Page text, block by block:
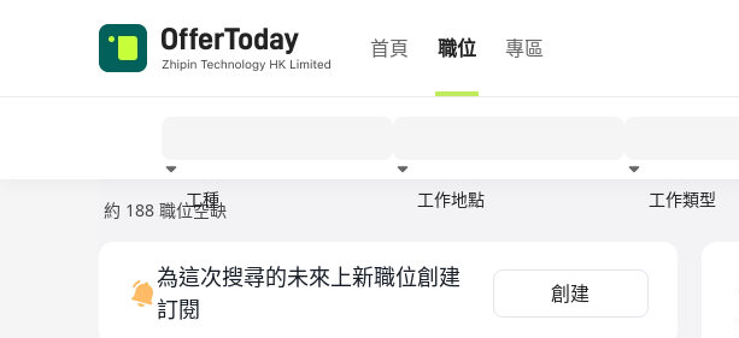
首頁 職位 專區
工種 工作地點 工作類型
約 188 職位空缺
為這次搜尋的未來上新職位創建
訂閱
創建